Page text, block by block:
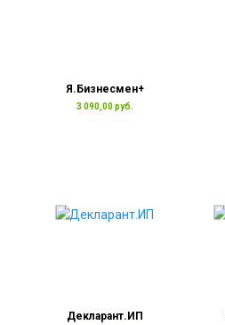
Я.Бизнесмен+
3 090,00 руб.
Декларант.ИП